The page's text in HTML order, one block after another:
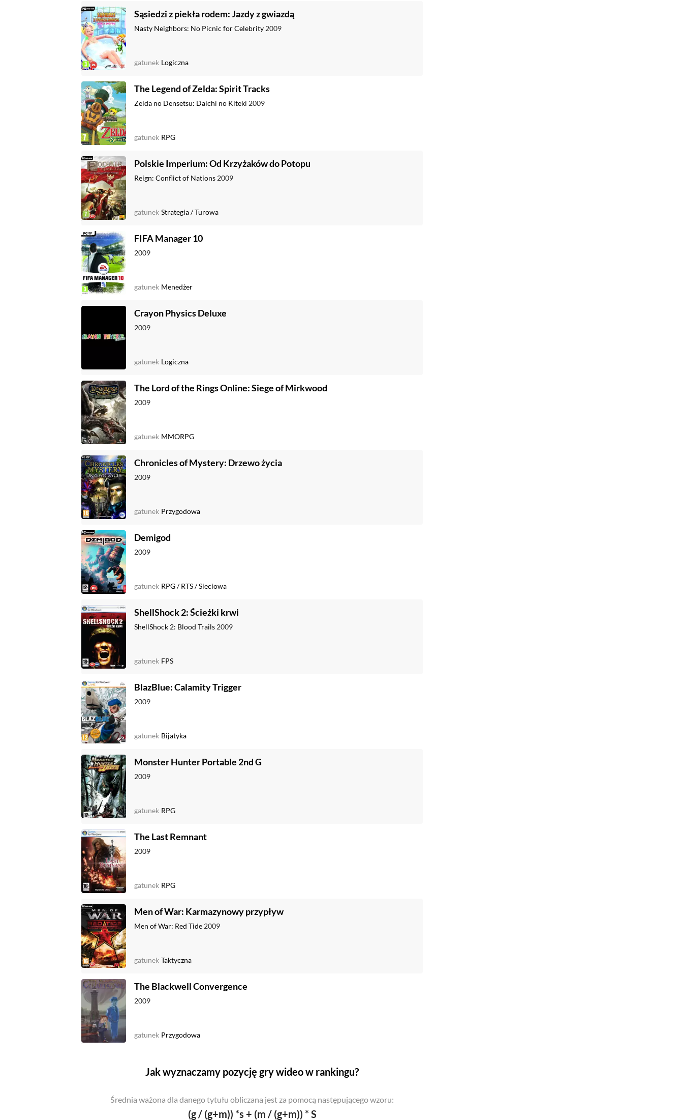
Sąsiedzi z piekła rodem: Jazdy z gwiazdą
Nasty Neighbors: No Picnic for Celebrity 2009
gatunek Logiczna
The Legend of Zelda: Spirit Tracks
Zelda no Densetsu: Daichi no Kiteki 2009
gatunek RPG
Polskie Imperium: Od Krzyżaków do Potopu
Reign: Conflict of Nations 2009
gatunek Strategia/Turowa
FIFA Manager 10
2009
gatunek Menedżer
Crayon Physics Deluxe
2009
gatunek Logiczna
The Lord of the Rings Online: Siege of Mirkwood
2009
gatunek MMORPG
Chronicles of Mystery: Drzewo życia
2009
gatunek Przygodowa
Demigod
2009
gatunek RPG/RTS/Sieciowa
ShellShock 2: Ścieżki krwi
ShellShock 2: Blood Trails 2009
gatunek FPS
BlazBlue: Calamity Trigger
2009
gatunek Bijatyka
Monster Hunter Portable 2nd G
2009
gatunek RPG
The Last Remnant
2009
gatunek RPG
Men of War: Karmazynowy przypływ
Men of War: Red Tide 2009
gatunek Taktyczna
The Blackwell Convergence
2009
gatunek Przygodowa
Jak wyznaczamy pozycję gry wideo w rankingu?
Średnia ważona dla danego tytułu obliczana jest za pomocą następującego wzoru:
(g / (g+m)) *s + (m / (g+m)) * S